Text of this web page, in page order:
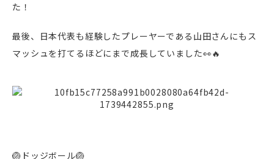
た！
最後、日本代表も経験したプレーヤーである山田さんにもス
マッシュを打てるほどにまで成長していました👀🔥
🏐ドッジボール🏐